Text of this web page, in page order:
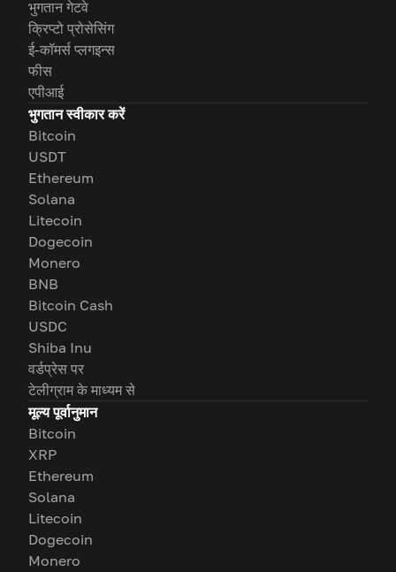
भुगतान गेटवे
क्रिप्टो प्रोसेसिंग
ई-कॉमर्स प्लगइन्स
फीस
एपीआई
भुगतान स्वीकार करें
Bitcoin
USDT
Ethereum
Solana
Litecoin
Dogecoin
Monero
BNB
Bitcoin Cash
USDC
Shiba Inu
वर्डप्रेस पर
टेलीग्राम के माध्यम से
मूल्य पूर्वानुमान
Bitcoin
XRP
Ethereum
Solana
Litecoin
Dogecoin
Monero